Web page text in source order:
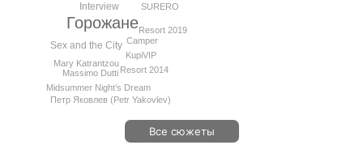
Горожане
Interview
Sex and the City
Mary Katrantzou
Massimo Dutti
KupiVIP
Camper
Midsummer Night’s Dream
Resort 2014
Петр Яковлев (Petr Yakovlev)
SURERO
Resort 2019
Все сюжеты